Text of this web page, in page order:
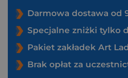
Darmowa dostawa od
Specjalne zniżki tylko
Pakiet zakładek Art
Brak opłat za